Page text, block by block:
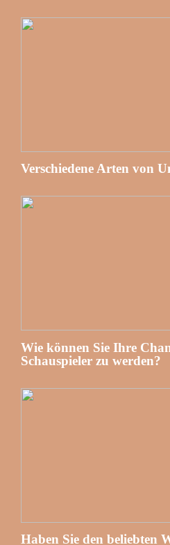
Verschiedene Arten von
Wie können Sie Ihre
Schauspieler zu werden?
Haben Sie den beliebten